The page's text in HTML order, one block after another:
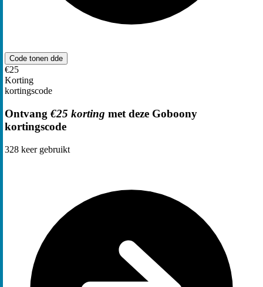
Code tonen dde
€25
Korting
kortingscode
Ontvang €25 korting met deze Goboony
kortingscode
328 keer gebruikt